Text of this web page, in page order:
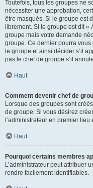
Toutefois, tous les groupes ne
nécessiter une approbation,
être masqués. Si le groupe est
librement. Si le groupe est dit
groupe mais votre demande
groupe. Ce dernier pourra
le groupe et ainsi décider s’il
pas le chef de groupe s’il
Haut
Comment devenir chef de
Lorsque des groupes sont
de groupe. Si vous désirez
l’administrateur en premier
Haut
Pourquoi certains membres
L’administrateur peut attribuer
rendre facilement identifiables.